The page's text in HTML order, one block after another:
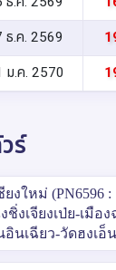
ธ.ค. 2569
ม.ค. 2570
ร์
งใหม่ (PN6596 :
งเจียงเป่ย-เมือ
นเฉียว-วัดฮงเอ็น